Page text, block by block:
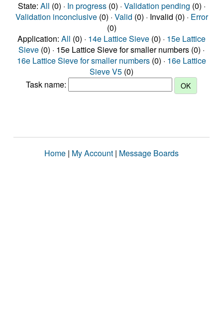
State: All (0) · In progress(0) · Validation pending (0) ·
Validation inconclusive(0) · Valid (0) · Invalid (0) · Error
(0)
Application: All (0) · 14e Lattice Sieve (0) · 15e Lattice
Sieve (0) · 15e Lattice Sieve for smaller numbers (0) ·
16e Lattice Sieve for smaller numbers (0) · 16e Lattice
Sieve V5 (0)
Task name:
Home | My Account | Message Boards